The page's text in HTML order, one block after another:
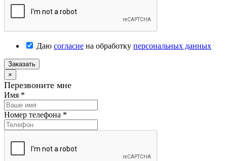
Даю согласие на обработку персональных данных
Заказать
×
Перезвоните мне
Имя *
Номер телефона *